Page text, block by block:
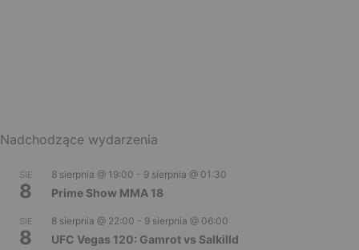
Nadchodzące wydarzenia
SIE
8
8 sierpnia @ 19:00 - 9 sierpnia @ 01:30
Prime Show MMA 18
SIE
8
8 sierpnia @ 22:00 - 9 sierpnia @ 06:00
UFC Vegas 120: Gamrot vs Salkilld